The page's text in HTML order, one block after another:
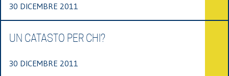
30 DICEMBRE 2011
UN CATASTO PER CHI?
30 DICEMBRE 2011